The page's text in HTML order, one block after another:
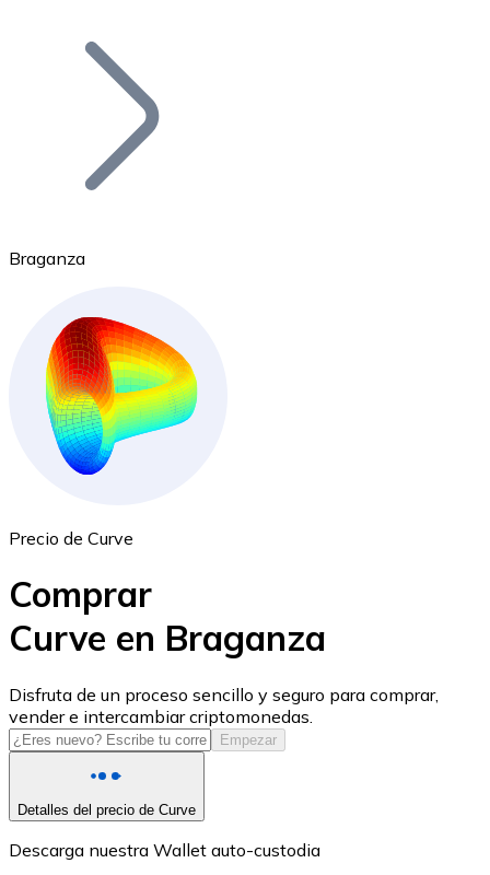
Bitcoin
Ethereum
ETH
USD Coin
USDC
Braganza
Precio de Curve
Comprar
Curve en Braganza
Disfruta de un proceso sencillo y seguro para comprar,
vender e intercambiar criptomonedas.
Empezar
Detalles del precio de Curve
Descarga nuestra Wallet auto-custodia